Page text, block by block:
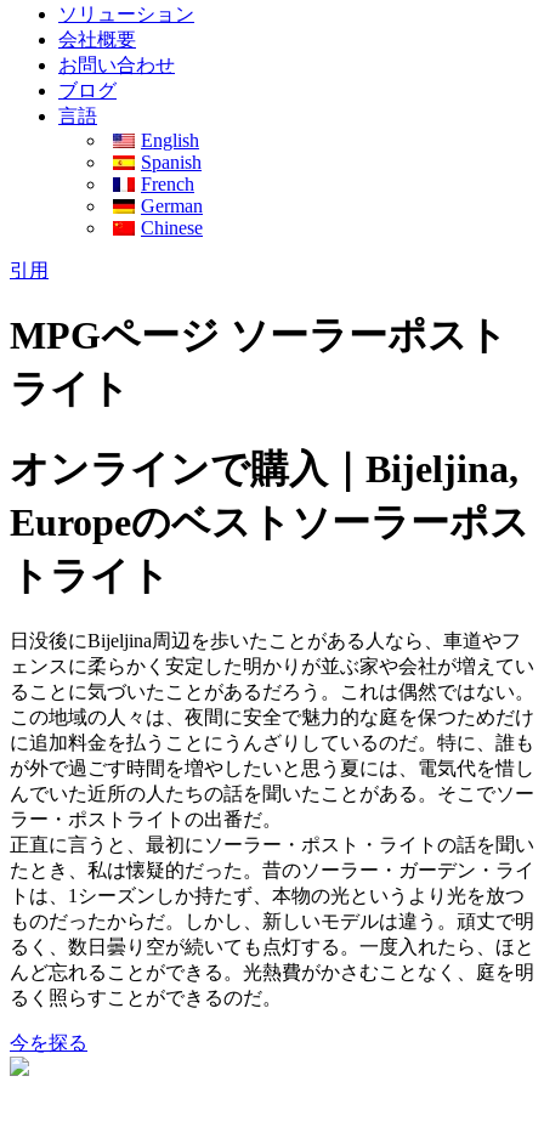
ソリューション
会社概要
お問い合わせ
ブログ
言語
English
Spanish
French
German
Chinese
引用
MPGページ ソーラーポスト
ライト
オンラインで購入｜Bijeljina,
Europeのベストソーラーポス
トライト
日没後にBijeljina周辺を歩いたことがある人なら、車道やフ
ェンスに柔らかく安定した明かりが並ぶ家や会社が増えてい
ることに気づいたことがあるだろう。これは偶然ではない。
この地域の人々は、夜間に安全で魅力的な庭を保つためだけ
に追加料金を払うことにうんざりしているのだ。特に、誰も
が外で過ごす時間を増やしたいと思う夏には、電気代を惜し
んでいた近所の人たちの話を聞いたことがある。そこでソー
ラー・ポストライトの出番だ。
正直に言うと、最初にソーラー・ポスト・ライトの話を聞い
たとき、私は懐疑的だった。昔のソーラー・ガーデン・ライ
トは、1シーズンしか持たず、本物の光というより光を放つ
ものだったからだ。しかし、新しいモデルは違う。頑丈で明
るく、数日曇り空が続いても点灯する。一度入れたら、ほと
んど忘れることができる。光熱費がかさむことなく、庭を明
るく照らすことができるのだ。
今を探る